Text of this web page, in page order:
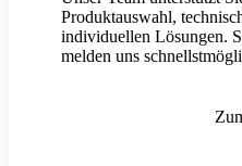
Produktauswahl,
individuellen Lösungen.
melden uns